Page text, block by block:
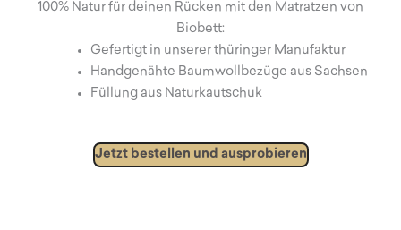
100% Natur für deinen Rücken mit den Matratzen von
Biobett:
Gefertigt in unserer thüringer Manufaktur
Handgenähte Baumwollbezüge aus Sachsen
Füllung aus Naturkautschuk
Jetzt bestellen und ausprobieren